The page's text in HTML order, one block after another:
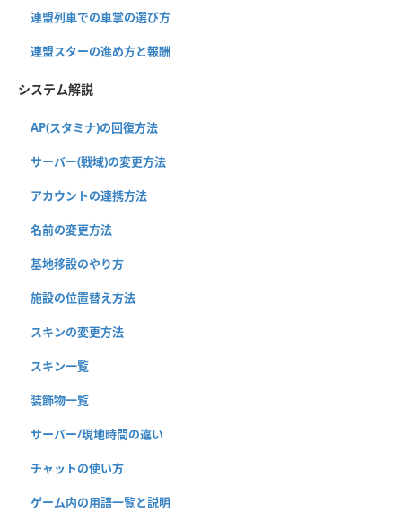
連盟列車での車掌の選び方
連盟スターの進め方と報酬
システム解説
AP(スタミナ)の回復方法
サーバー(戦域)の変更方法
アカウントの連携方法
名前の変更方法
基地移設のやり方
施設の位置替え方法
スキンの変更方法
スキン一覧
装飾物一覧
サーバー/現地時間の違い
チャットの使い方
ゲーム内の用語一覧と説明